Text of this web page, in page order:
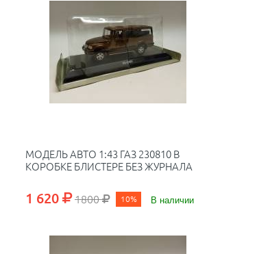
МОДЕЛЬ АВТО 1:43 ГАЗ 230810 В
КОРОБКЕ БЛИСТЕРЕ БЕЗ ЖУРНАЛА
1 620 1800 10% В наличии